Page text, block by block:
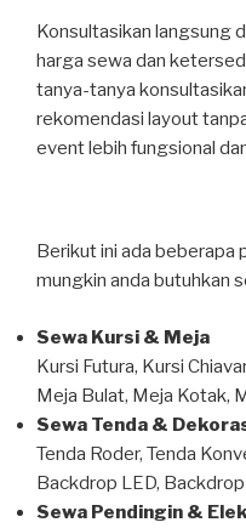
Konsultasikan langsung
harga sewa dan
tanya-tanya
rekomendasi layout
event lebih fungsional
Berikut ini ada beberapa
mungkin anda butuhkan
Sewa Kursi & Meja
Kursi Futura, Kursi
Meja Bulat, Meja Kotak,
Sewa Tenda &
Tenda Roder, Tenda
Backdrop LED,
Sewa Pendingin &